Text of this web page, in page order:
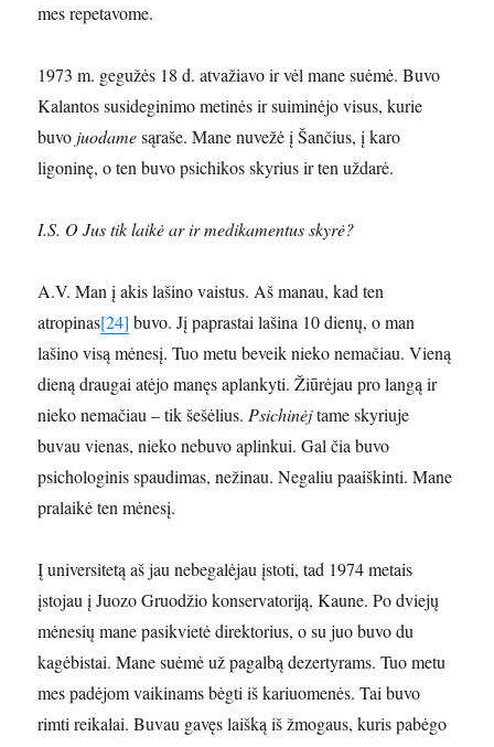
mes repetavome.
1973 m. gegužės 18 d. atvažiavo ir vėl mane suėmė. Buvo
Kalantos susideginimo metinės ir suiminėjo visus, kurie
buvo juodamesąraše. Mane nuvežė į Šančius, į karo
ligoninę, o ten buvo psichikos skyrius ir ten uždarė.
I.S. O Jus tik laikė ar ir medikamentus skyrė?
A.V. Man į akis lašino vaistus. Aš manau, kad ten
atropinas[24] buvo. Jį paprastai lašina 10 dienų, o man
lašino visą mėnesį. Tuo metu beveik nieko nemačiau. Vieną
dieną draugai atėjo manęs aplankyti. Žiūrėjau pro langą ir
nieko nemačiau – tik šešėlius.Psichinėjtame skyriuje
buvau vienas, nieko nebuvo aplinkui. Gal čia buvo
psichologinis spaudimas, nežinau. Negaliu paaiškinti. Mane
pralaikė ten mėnesį.
Į universitetą aš jau nebegalėjau įstoti, tad 1974 metais
įstojau į Juozo Gruodžio konservatoriją, Kaune. Po dviejų
mėnesių mane pasikvietė direktorius, o su juo buvo du
kagėbistai. Mane suėmė už pagalbą dezertyrams. Tuo metu
mes padėjom vaikinams bėgti iš kariuomenės. Tai buvo
rimti reikalai. Buvau gavęs laišką iš žmogaus, kuris pabėgo